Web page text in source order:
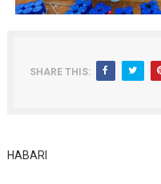
SHARE THIS:
HABARI